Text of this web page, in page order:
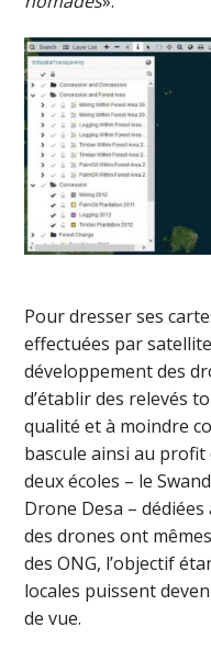
Pour dresser ses
effectuées par
développement des
d’établir des relevés
qualité et à moindre
bascule ainsi au
deux écoles – le
Drone Desa –
des drones ont
des ONG, l’objectif
locales puissent
de vue.